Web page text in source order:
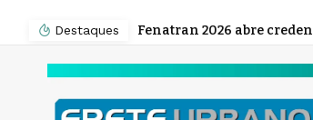
Destaques
Fenatran 2026 abre credenciamento gratuito para visitantes